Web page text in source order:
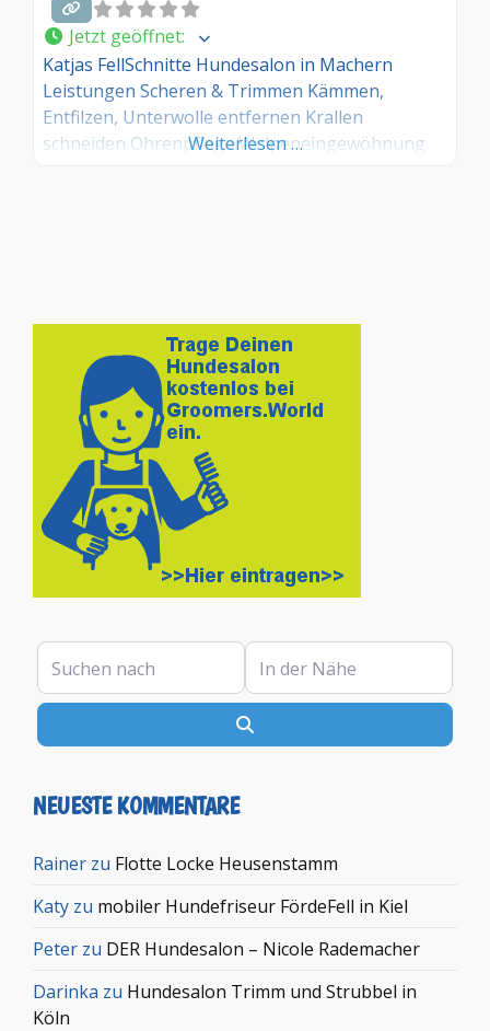
Jetzt geöffnet:
Katjas FellSchnitte Hundesalon in Machern
Leistungen Scheren & Trimmen Kämmen,
Entfilzen, Unterwolle entfernen Krallen
schneiden Ohrenpflege Welpeneingewöhnung
Weiterlesen …
Suchen nach In der Nähe
NEUESTE KOMMENTARE
Rainer zu Flotte Locke Heusenstamm
Katy zu mobiler Hundefriseur FördeFell in Kiel
Peter zu DER Hundesalon – Nicole Rademacher
Darinka zu Hundesalon Trimm und Strubbel in
Köln